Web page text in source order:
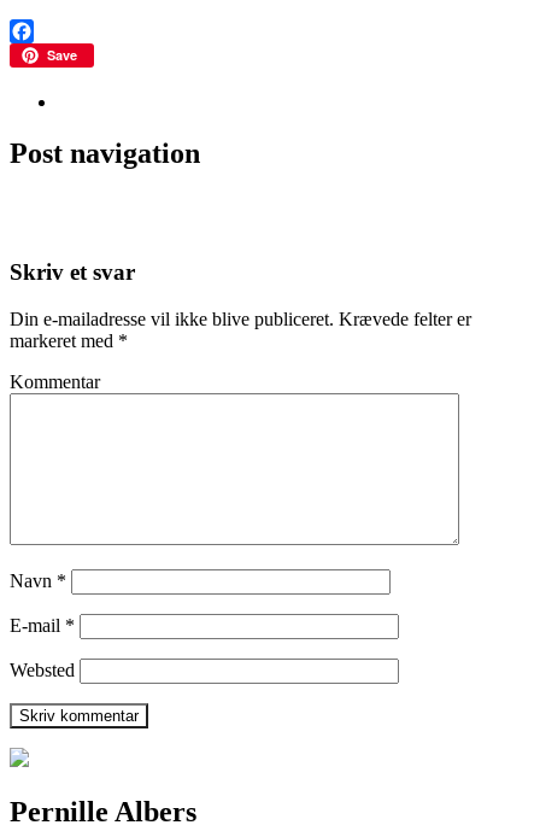
Facebook
Save
Post navigation
Skriv et svar
Din e-mailadresse vil ikke blive publiceret. Krævede felter er
markeret med *
Kommentar
Navn *
E-mail *
Websted
Pernille Albers